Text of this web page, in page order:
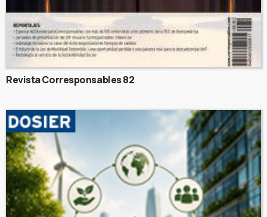
Revista Corresponsables 82